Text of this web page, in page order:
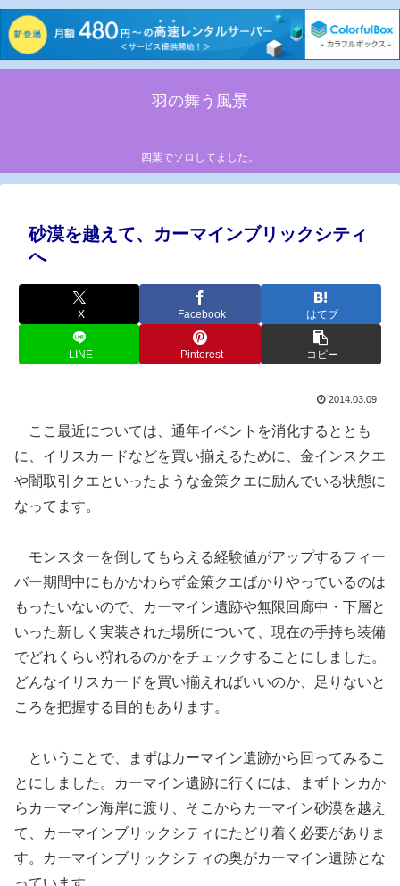
羽の舞う風景
四葉でソロしてました。
砂漠を越えて、カーマインブリックシティ
へ
X Facebook はてブ
LINE Pinterest コピー
2014.03.09
ここ最近については、通年イベントを消化するととも
に、イリスカードなどを買い揃えるために、金インスクエ
や闇取引クエといったような金策クエに励んでいる状態に
なってます。
モンスターを倒してもらえる経験値がアップするフィー
バー期間中にもかかわらず金策クエばかりやっているのは
もったいないので、カーマイン遺跡や無限回廊中・下層と
いった新しく実装された場所について、現在の手持ち装備
でどれくらい狩れるのかをチェックすることにしました。
どんなイリスカードを買い揃えればいいのか、足りないと
ころを把握する目的もあります。
ということで、まずはカーマイン遺跡から回ってみるこ
とにしました。カーマイン遺跡に行くには、まずトンカか
らカーマイン海岸に渡り、そこからカーマイン砂漠を越え
て、カーマインブリックシティにたどり着く必要がありま
す。カーマインブリックシティの奥がカーマイン遺跡とな
っています。